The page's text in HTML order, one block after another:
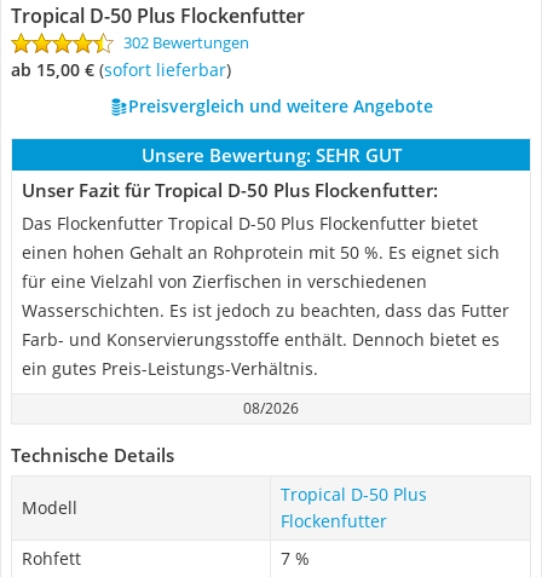
Tropical D-50 Plus Flockenfutter
302 Bewertungen
ab 15,00 € ( Sofort lieferbar)
Preisvergleich und weitere Angebote
Unsere Bewertung: SEHR GUT
Unser Fazit für Tropical D-50 Plus Flockenfutter:
Das Flockenfutter Tropical D-50 Plus Flockenfutter bietet
einen hohen Gehalt an Rohprotein mit 50 %. Es eignet sich
für eine Vielzahl von Zierfischen in verschiedenen
Wasserschichten. Es ist jedoch zu beachten, dass das Futter
Farb- und Konservierungsstoffe enthält. Dennoch bietet es
ein gutes Preis-Leistungs-Verhältnis.
08/2026
Technische Details
Modell
Tropical D-50 Plus
Flockenfutter
Rohfett
7 %